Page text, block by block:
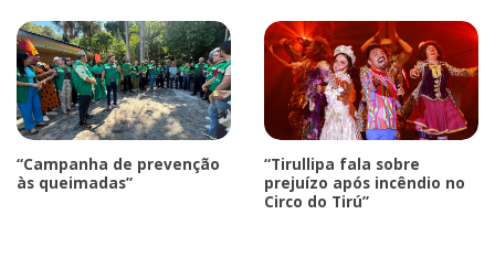
“Campanha de prevenção
às queimadas”
“Tirullipa fala sobre
prejuízo após incêndio no
Circo do Tirú”